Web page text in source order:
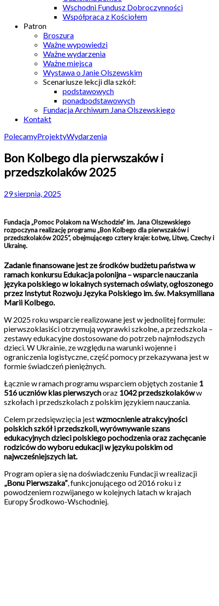
Wschodni Fundusz Dobroczynności
Współpraca z Kościołem
Patron
Broszura
Ważne wypowiedzi
Ważne wydarzenia
Ważne miejsca
Wystawa o Janie Olszewskim
Scenariusze lekcji dla szkół:
podstawowych
ponadpodstawowych
Fundacja Archiwum Jana Olszewskiego
Kontakt
PolecamyProjektyWydarzenia
Bon Kolbego dla pierwszaków i
przedszkolaków 2025
29 sierpnia, 2025
Fundacja „Pomoc Polakom na Wschodzie” im. Jana Olszewskiego
rozpoczyna realizację programu „Bon Kolbego dla pierwszaków i
przedszkolaków 2025”, obejmującego cztery kraje: Łotwę, Litwę, Czechy i
Ukrainę.
Zadanie finansowane jest ze środków budżetu państwa w
ramach konkursu Edukacja polonijna – wsparcie nauczania
języka polskiego w lokalnych systemach oświaty, ogłoszonego
przez Instytut Rozwoju Języka Polskiego im. św. Maksymiliana
Marii Kolbego.
W 2025 roku wsparcie realizowane jest w jednolitej formule:
pierwszoklasiści otrzymują wyprawki szkolne, a przedszkola –
zestawy edukacyjne dostosowane do potrzeb najmłodszych
dzieci. W Ukrainie, ze względu na warunki wojenne i
ograniczenia logistyczne, część pomocy przekazywana jest w
formie świadczeń pieniężnych.
Łącznie w ramach programu wsparciem objętych zostanie 1
516 uczniów klas pierwszychoraz 1042 przedszkolakóww
szkołach i przedszkolach z polskim językiem nauczania.
Celem przedsięwzięcia jestwzmocnienie atrakcyjności
polskich szkół i przedszkoli, wyrównywanie szans
edukacyjnych dzieci polskiego pochodzenia oraz zachęcanie
rodziców do wyboru edukacji w języku polskim od
najwcześniejszych lat.
Program opiera się na doświadczeniu Fundacji w realizacji
„Bonu Pierwszaka”, funkcjonującego od 2016 roku i z
powodzeniem rozwijanego w kolejnych latach w krajach
Europy Środkowo-Wschodniej.